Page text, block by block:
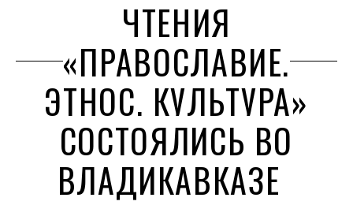
ЧТЕНИЯ
«ПРАВОСЛАВИЕ.
ЭТНОС. КУЛЬТУРА»
СОСТОЯЛИСЬ ВО
ВЛАДИКАВКАЗЕ